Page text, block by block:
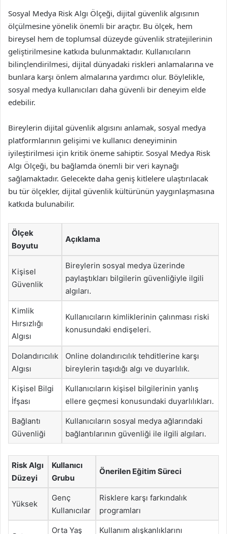
Sosyal Medya Risk Algı Ölçeği, dijital güvenlik algısının
ölçülmesine yönelik önemli bir araçtır. Bu ölçek, hem
bireysel hem de toplumsal düzeyde güvenlik stratejilerinin
geliştirilmesine katkıda bulunmaktadır. Kullanıcıların
bilinçlendirilmesi, dijital dünyadaki riskleri anlamalarına ve
bunlara karşı önlem almalarına yardımcı olur. Böylelikle,
sosyal medya kullanıcıları daha güvenli bir deneyim elde
edebilir.
Bireylerin dijital güvenlik algısını anlamak, sosyal medya
platformlarının gelişimi ve kullanıcı deneyiminin
iyileştirilmesi için kritik öneme sahiptir. Sosyal Medya Risk
Algı Ölçeği, bu bağlamda önemli bir veri kaynağı
sağlamaktadır. Gelecekte daha geniş kitlelere ulaştırılacak
bu tür ölçekler, dijital güvenlik kültürünün yaygınlaşmasına
katkıda bulunabilir.
Ölçek
Boyutu
Açıklama
Kişisel
Güvenlik
Bireylerin sosyal medya üzerinde
paylaştıkları bilgilerin güvenliğiyle ilgili
algıları.
Kimlik
Hırsızlığı
Algısı
Kullanıcıların kimliklerinin çalınması riski
konusundaki endişeleri.
Dolandırıcılık
Algısı
Online dolandırıcılık tehditlerine karşı
bireylerin taşıdığı algı ve duyarlılık.
Kişisel Bilgi
İfşası
Kullanıcıların kişisel bilgilerinin yanlış
ellere geçmesi konusundaki duyarlılıkları.
Bağlantı
Güvenliği
Kullanıcıların sosyal medya ağlarındaki
bağlantılarının güvenliği ile ilgili algıları.
Risk Algı
Düzeyi
Kullanıcı
Grubu
Önerilen Eğitim Süreci
Yüksek
Genç
Kullanıcılar
Risklere karşı farkındalık
programları
Orta Yaş
Kullanım alışkanlıklarını